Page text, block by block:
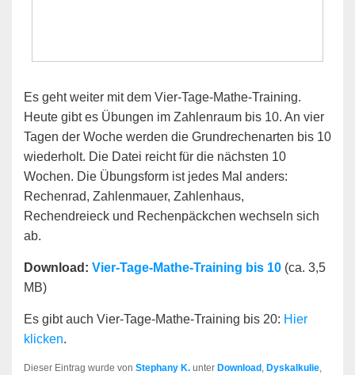
Es geht weiter mit dem Vier-Tage-Mathe-Training.
Heute gibt es Übungen im Zahlenraum bis 10. An vier
Tagen der Woche werden die Grundrechenarten bis 10
wiederholt. Die Datei reicht für die nächsten 10
Wochen. Die Übungsform ist jedes Mal anders:
Rechenrad, Zahlenmauer, Zahlenhaus,
Rechendreieck und Rechenpäckchen wechseln sich
ab.
Download: Vier-Tage-Mathe-Training bis 10 (ca. 3,5
MB)
Es gibt auch Vier-Tage-Mathe-Training bis 20: Hier
klicken.
Dieser Eintrag wurde von Stephany K. unter Download , Dyskalkulie,